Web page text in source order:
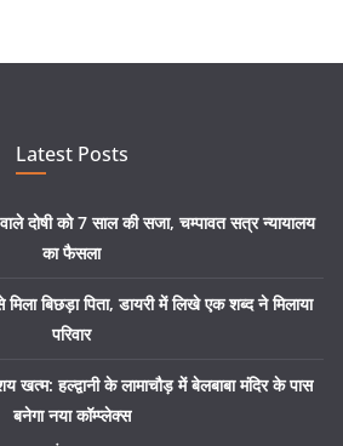
Latest Posts
दोषी को 7 साल की सजा, चम्पावत सत्र न्यायालय
का फैसला
बिछड़ा पिता, डायरी में लिखे एक शब्द ने मिलाया
परिवार
खत्म: हल्द्वानी के लामाचौड़ में बेलबाबा मंदिर के पास
बनेगा नया कॉम्प्लेक्स